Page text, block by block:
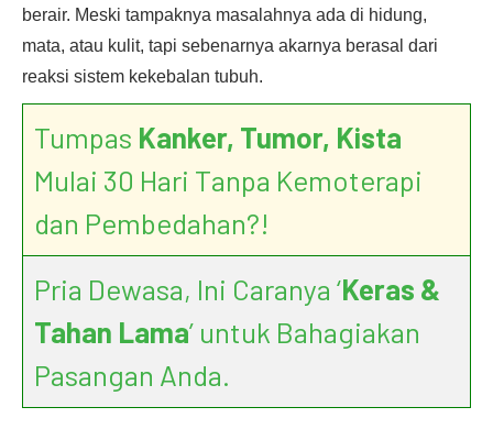
berair. Meski tampaknya masalahnya ada di hidung,
mata, atau kulit, tapi sebenarnya akarnya berasal dari
reaksi sistem kekebalan tubuh.
Tumpas Kanker, Tumor, Kista
Mulai 30 Hari Tanpa Kemoterapi
dan Pembedahan?!
Pria Dewasa, Ini Caranya ‘Keras &
Tahan Lama’ untuk Bahagiakan
Pasangan Anda.